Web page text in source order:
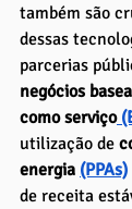
também são
dessas
parcerias
negócios
como serviço
utilização de
energia (PPAs)
de receita